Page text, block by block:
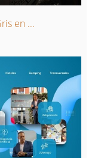
en ...